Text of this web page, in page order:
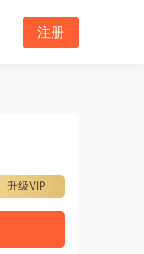
注册
升级VIP